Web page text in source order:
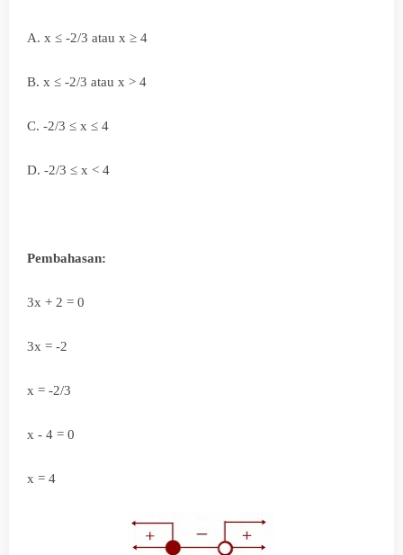
A. x ≤ -2/3 atau x ≥ 4
B. x ≤ -2/3 atau x > 4
C. -2/3 ≤ x ≤ 4
D. -2/3 ≤ x < 4
Pembahasan:
3x + 2 = 0
3x = -2
x = -2/3
x - 4 = 0
x = 4